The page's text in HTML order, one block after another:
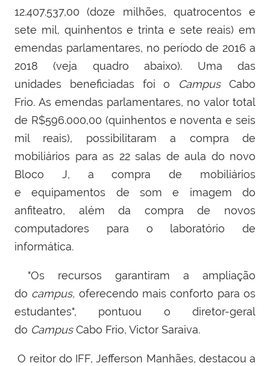
12.407.537,00 (doze milhões, quatrocentos e
sete mil, quinhentos e trinta e sete reais) em
emendas parlamentares, no período de2016 a
2018 (veja quadro abaixo). Uma das
unidades
beneficiadas foi o CampusCabo
Frio. As emendas parlamentares, no valor total
de R$596.000,00 (quinhentos e noventa e seis
mil reais), possibilitaram a compra de
mobiliários para as 22 salas de aula do novo
Bloco J, a compra de mobiliários
e equipamentos de som e imagem do
anfiteatro, além da compra de novos
computadores para o laboratório de
informática.
"Os recursos garantiram a ampliação
do campus, oferecendo mais conforto para os
estudantes", pontuou o diretor-geral
do CampusCabo Frio, Victor Saraiva.
O reitor do IFF, Jefferson Manhães, destacou a